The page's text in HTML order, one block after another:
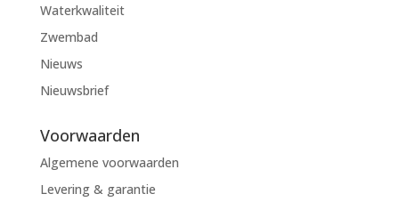
Waterkwaliteit
Zwembad
Nieuws
Nieuwsbrief
Voorwaarden
Algemene voorwaarden
Levering & garantie